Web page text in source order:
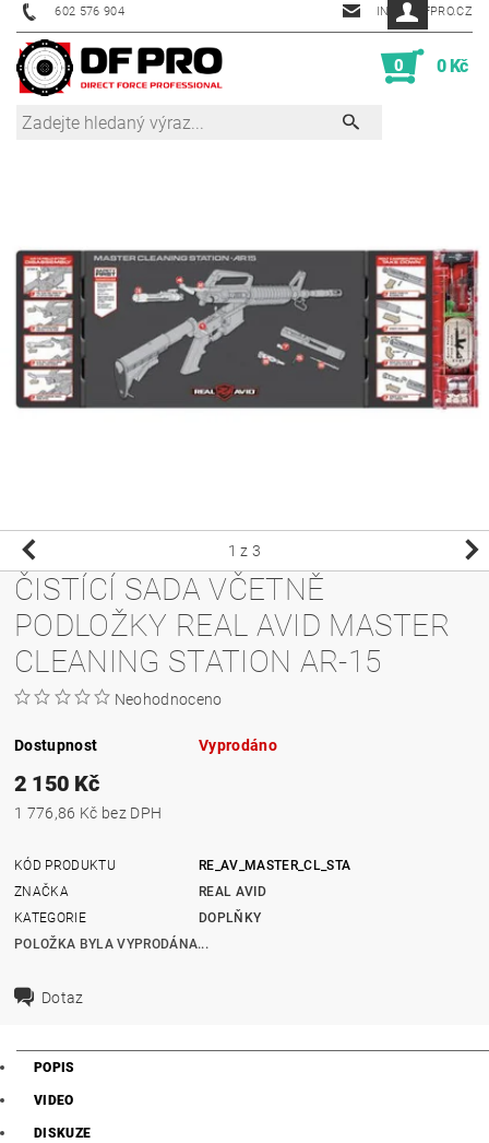
602 576 904 INFO@DFPRO.CZ
0 0 Kč
1 z 3
ČISTÍCÍ SADA VČETNĚ
PODLOŽKY REAL AVID MASTER
CLEANING STATION AR-15
Neohodnoceno
Dostupnost Vyprodáno
2 150 Kč
1 776,86 Kč bez DPH
KÓD PRODUKTU
RE_AV_MASTER_CL_STA
ZNAČKA
REAL AVID
KATEGORIE
DOPLŇKY
POLOŽKA BYLA VYPRODÁNA...
Dotaz
POPIS
VIDEO
DISKUZE